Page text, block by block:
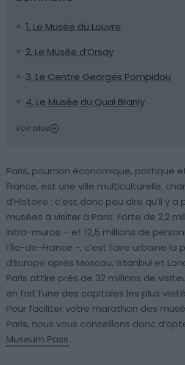
1. Le Musée du Louvre
2. Le Musée d’Orsay
3. Le Centre Georges Pompidou
4. Le Musée du Quai Branly
Voir plus
Paris, poumon économique, politique
France, est une ville multiculturelle,
d’Histoire : c’est donc peu dire qu’il y
musées à visiter à Paris. Forte de 2,2
intra-muros – et 12,5 millions de
l’Île-de-France -, c’est l’aire urbaine la
d’Europe après Moscou, Istanbul et
Paris attire près de 32 millions de
en fait l’une des capitales les plus
Pour faciliter votre marathon des
Paris, nous vous conseillons donc
Museum Pass.